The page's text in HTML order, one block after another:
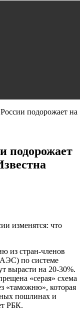
подорожает на
подорожает
изменятся: что
из стран-членов
по системе
вырасти на 20-30%.
«серая» схема
«таможню», которая
пошлинах и
РБК.